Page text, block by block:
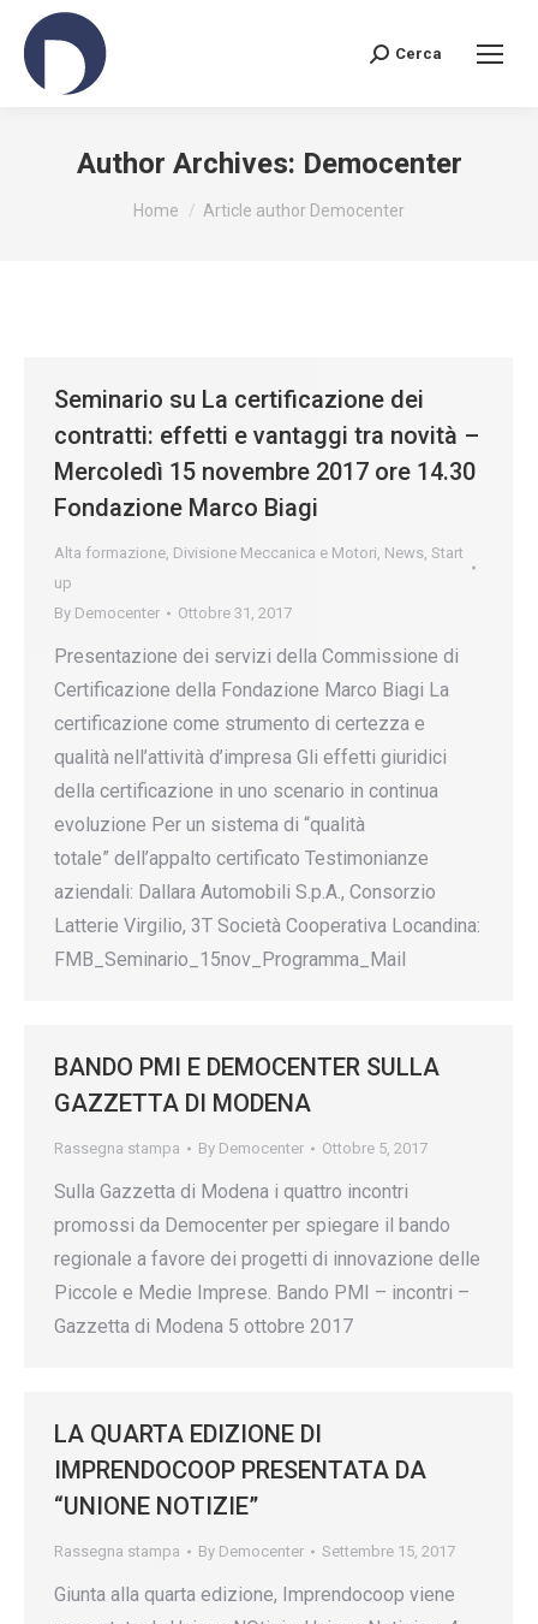
Search:
Cerca
Author Archives: Democenter
You are here:
Home Article author Democenter
Seminario su La certificazione dei
contratti: effetti e vantaggi tra novità –
Mercoledì 15 novembre 2017 ore 14.30
Fondazione Marco Biagi
Alta formazione, Divisione Meccanica e Motori, News, Start
up
By Democenter Ottobre 31, 2017
Presentazione dei servizi della Commissione di
Certificazione della Fondazione Marco Biagi La
certificazione come strumento di certezza e
qualità nell’attività d’impresa Gli effetti giuridici
della certificazione in uno scenario in continua
evoluzione Per un sistema di “qualità
totale” dell’appalto certificato Testimonianze
aziendali: Dallara Automobili S.p.A., Consorzio
Latterie Virgilio, 3T Società Cooperativa Locandina:
FMB_Seminario_15nov_Programma_Mail
BANDO PMI E DEMOCENTER SULLA
GAZZETTA DI MODENA
Rassegna stampa By Democenter Ottobre 5, 2017
Sulla Gazzetta di Modena i quattro incontri
promossi da Democenter per spiegare il bando
regionale a favore dei progetti di innovazione delle
Piccole e Medie Imprese. Bando PMI – incontri –
Gazzetta di Modena 5 ottobre 2017
LA QUARTA EDIZIONE DI
IMPRENDOCOOP PRESENTATA DA
“UNIONE NOTIZIE”
Rassegna stampa By Democenter Settembre 15, 2017
Giunta alla quarta edizione, Imprendocoop viene